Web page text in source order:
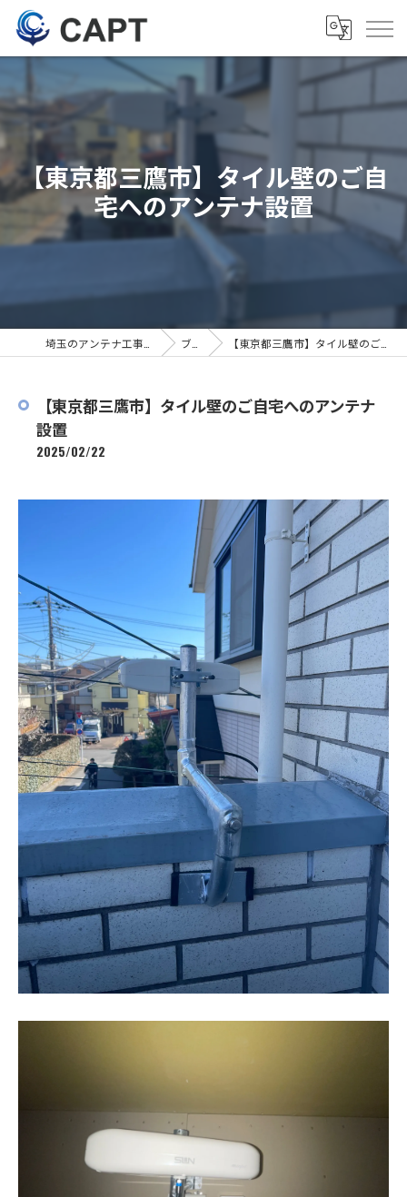
【東京都三鷹市】タイル壁のご自
宅へのアンテナ設置
ブログ 【東京都三鷹市】タイル壁のご自宅へのアンテナ設置
【東京都三鷹市】タイル壁のご自宅へのアンテナ
設置
2025/02/22